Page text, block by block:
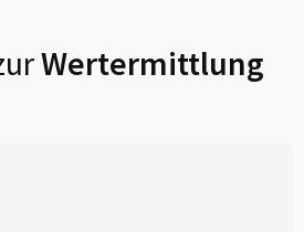
Wertermittlung